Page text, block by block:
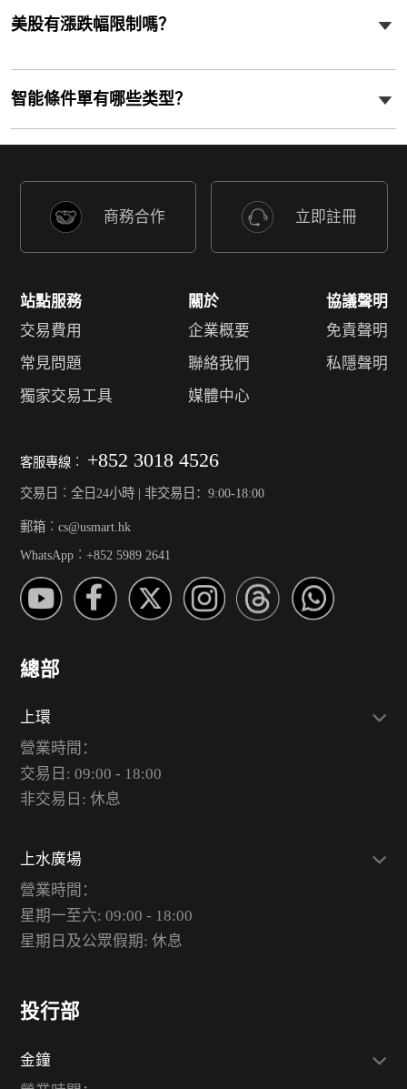
美股有漲跌幅限制嗎？
智能條件單有哪些类型？
商務合作 立即註冊
站點服務
交易費用
常見問題
獨家交易工具
關於
企業概要
聯絡我們
媒體中心
協議聲明
免責聲明
私隱聲明
客服專線︰ +852 3018 4526
交易日︰全日24小時 | 非交易日：9:00-18:00
郵箱︰cs@usmart.hk
WhatsApp︰+852 5989 2641
總部
上環
營業時間：
交易日: 09:00 - 18:00
非交易日: 休息
上水廣場
營業時間：
星期一至六: 09:00 - 18:00
星期日及公眾假期: 休息
投行部
金鐘